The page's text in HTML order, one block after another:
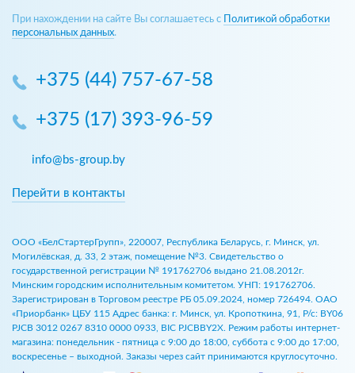
При нахождении на сайте Вы соглашаетесь с
Политикой обработки
персональных данных.
+375 (44) 757-67-58
+375 (17) 393-96-59
info@bs-group.by
Перейти в контакты
ООО «БелСтартерГрупп», 220007, Республика Беларусь, г. Минск, ул.
Могилёвская, д. 33, 2 этаж, помещение №3. Свидетельство о
государственной регистрации № 191762706 выдано 21.08.2012г.
Минским городским исполнительным комитетом. УНП: 191762706.
Зарегистрирован в Торговом реестре РБ 05.09.2024, номер 726494. ОАО
«Приорбанк» ЦБУ 115 Адрес банка: г. Минск, ул. Кропоткина, 91, Р/с: BY06
PJCB 3012 0267 8310 0000 0933, BIC PJCBBY2X. Режим работы интернет-
магазина: понедельник - пятница с 9:00 до 18:00, суббота с 9:00 до 17:00,
воскресенье – выходной. Заказы через сайт принимаются круглосуточно.